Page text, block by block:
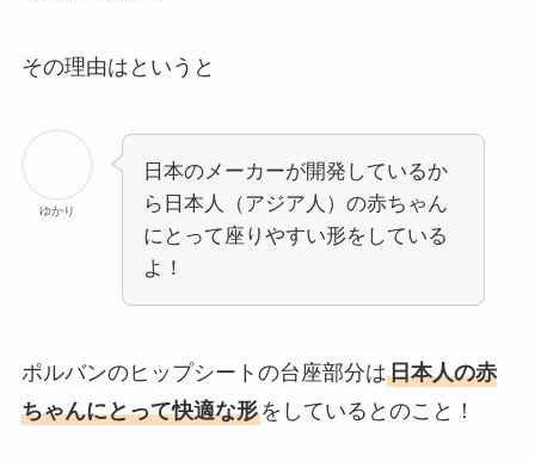
その理由はというと
ゆかり
日本のメーカーが開発しているか
ら日本人（アジア人）の赤ちゃん
にとって座りやすい形をしている
よ！
ポルバンのヒップシートの台座部分は日本人の赤
ちゃんにとって快適な形をしているとのこと！